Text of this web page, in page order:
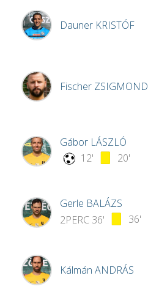
Dauner KRISTÓF
Fischer ZSIGMOND
Gábor LÁSZLÓ
12'
20'
Gerle BALÁZS
2PERC 36' 36'
Kálmán ANDRÁS